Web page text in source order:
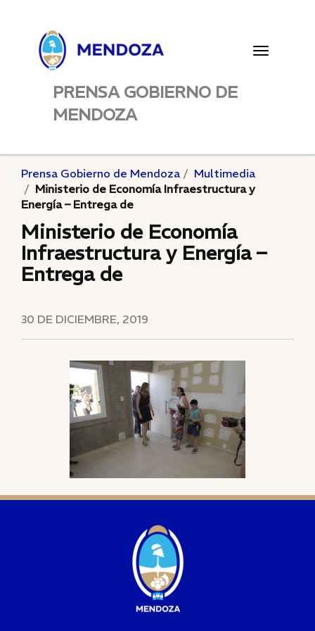
Toggle
PRENSA GOBIERNO DE
MENDOZA
Prensa Gobierno de Mendoza
Multimedia
Ministerio de Economía Infraestructura y
Energía – Entrega de
Ministerio de Economía
Infraestructura y Energía –
Entrega de
30 DE DICIEMBRE, 2019